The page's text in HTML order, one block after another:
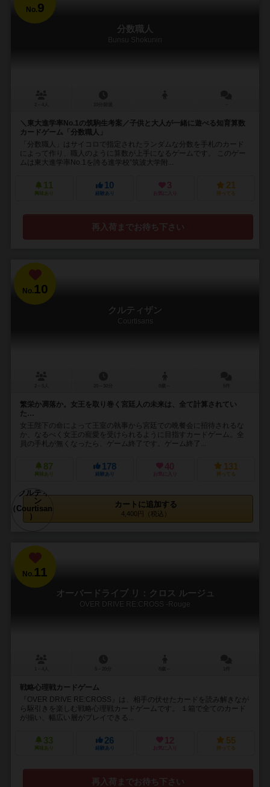
No.9
分数職人
Bunsu Shokunin
＼東大進学率No.1の筑駒生考案／子供と大人が一緒に遊べる知育算数
カードゲーム「分数職人」
「分数職人」はサイコロで指定されたランダムな分数を手札のカード
によって作り、職人のように算数が上手になるゲームです。 このゲー
ムは東大進学率No.1を誇る進学校”筑波大学附...
11
興味あり
10
経験あり
3
お気に入り
21
持ってる
再入荷までお待ち下さい
No. 10
クルティザン
Courtisans
繁栄か凋落か。女王を取り巻く宮廷人の未来は、全て計算されてい
た…
女王陛下の命によって王室の執事から宮廷での晩餐会に招待されるな
か、なるべく女王の寵愛を受けられるように目指すカードゲーム。全
員の手札が無くなったら、ゲーム終了です。ゲーム終了...
87
興味あり
178
経験あり
40
お気に入り
131
持ってる
カートに追加する
4,400円（税込）
No.11
オーバードライブ リ：クロス ルージュ
OVER DRIVE RE:CROSS -Rouge
戦略心理戦カードゲーム
『OVER DRIVE RE:CROSS』は、相手の伏せたカードを読み解きなが
ら駆引きを楽しむ戦略心理戦カードゲームです。 １箱で全てのカード
が揃い、幅広い層がプレイできる...
33
興味あり
26
経験あり
12
お気に入り
55
持ってる
再入荷までお待ち下さい